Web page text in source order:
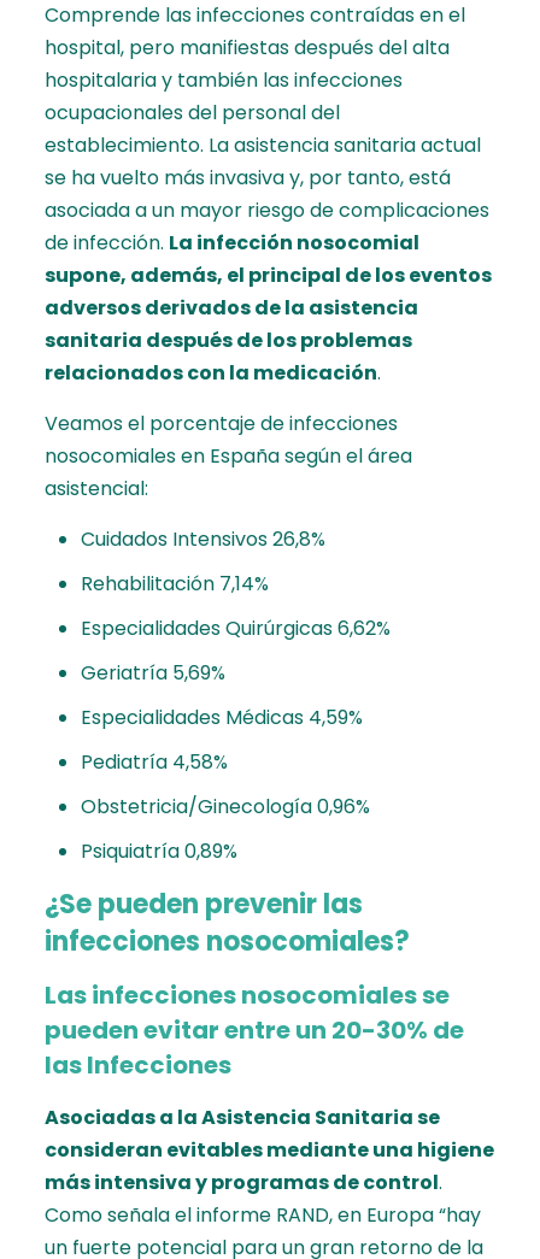
Comprende las infecciones contraídas en el
hospital, pero manifiestas después del alta
hospitalaria y también las infecciones
ocupacionales del personal del
establecimiento. La asistencia sanitaria actual
se ha vuelto más invasiva y, por tanto, está
asociada a un mayor riesgo de complicaciones
de infección. La infección nosocomial
supone, además, el principal de los eventos
adversos derivados de la asistencia
sanitaria después de los problemas
relacionados con la medicación.
Veamos el porcentaje de infecciones
nosocomiales en España según el área
asistencial:
Cuidados Intensivos 26,8%
Rehabilitación 7,14%
Especialidades Quirúrgicas 6,62%
Geriatría 5,69%
Especialidades Médicas 4,59%
Pediatría 4,58%
Obstetricia/Ginecología 0,96%
Psiquiatría 0,89%
¿Se pueden prevenir las
infecciones nosocomiales?
Las infecciones nosocomiales se
pueden evitar entre un 20-30% de
las Infecciones
Asociadas a la Asistencia Sanitaria se
consideran evitables mediante una higiene
más intensiva y programas de control.
Como señala el informe RAND, en Europa “hay
un fuerte potencial para un gran retorno de la